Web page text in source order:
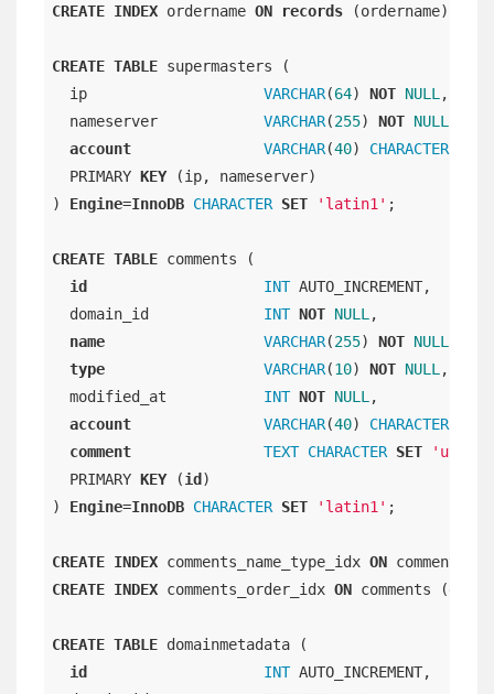
CREATE INDEX ordername ON records (ordername);
CREATE TABLE supermasters (
  ip
VARCHAR(64) NOT NULL ,
  nameserver
VARCHAR(255) NOT NULL
account
VARCHAR(40) CHARACTER
  PRIMARY
KEY (ip, nameserver)
) Engine=InnoDB CHARACTER SET 'latin1' ;
CREATE TABLE comments (
id
INT AUTO_INCREMENT,
  domain_id
INT NOT NULL ,
name
VARCHAR(255) NOT NULL
type
VARCHAR(10) NOT NULL ,
  modified_at
INT NOT NULL ,
account
VARCHAR(40) CHARACTER
comment
TEXT CHARACTER SET 'utf8'
  PRIMARY
KEY (id )
) Engine=InnoDB CHARACTER SET 'latin1' ;
CREATE INDEX comments_name_type_idx ON comments (
CREATE INDEX comments_order_idx ON comments
CREATE TABLE domainmetadata (
id
INT AUTO_INCREMENT,